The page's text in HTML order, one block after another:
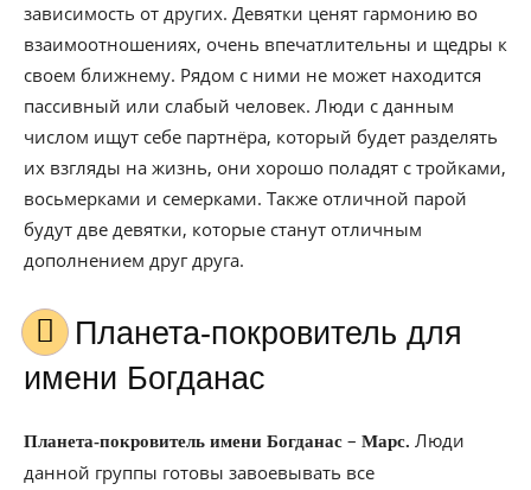
зависимость от других. Девятки ценят гармонию во
взаимоотношениях, очень впечатлительны и щедры к
своем ближнему. Рядом с ними не может находится
пассивный или слабый человек. Люди с данным
числом ищут себе партнёра, который будет разделять
их взгляды на жизнь, они хорошо поладят с тройками,
восьмерками и семерками. Также отличной парой
будут две девятки, которые станут отличным
дополнением друг друга.
Планета-покровитель для
имени Богданас
Планета-покровитель имени Богданас – Марс. Люди
данной группы готовы завоевывать все